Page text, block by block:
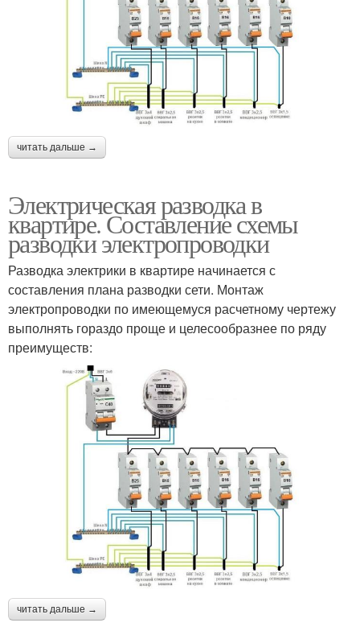
читать дальше →
Электрическая разводка в
квартире. Составление схемы
разводки электропроводки
Разводка электрики в квартире начинается с
составления плана разводки сети. Монтаж
электропроводки по имеющемуся расчетному чертежу
выполнять гораздо проще и целесообразнее по ряду
преимуществ:
читать дальше →